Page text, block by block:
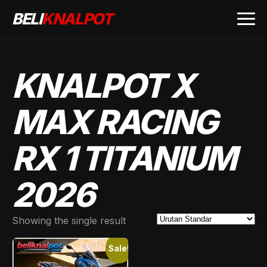
BELIKNALPOT
KNALPOT X
MAX RACING
RX 1 TITANIUM
2026
Showing the single result
Sale!